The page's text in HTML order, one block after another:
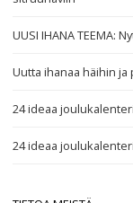
UUSI IHANA TEEMA:
Uutta ihanaa häihin
24 ideaa
24 ideaa